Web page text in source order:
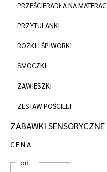
PRZEŚCIERADŁA NA MATERAC
PRZYTULANKI
ROŻKI I ŚPIWORKI
SMOCZKI
ZAWIESZKI
ZESTAW POŚCIELI
ZABAWKI SENSORYCZNE
CENA
od